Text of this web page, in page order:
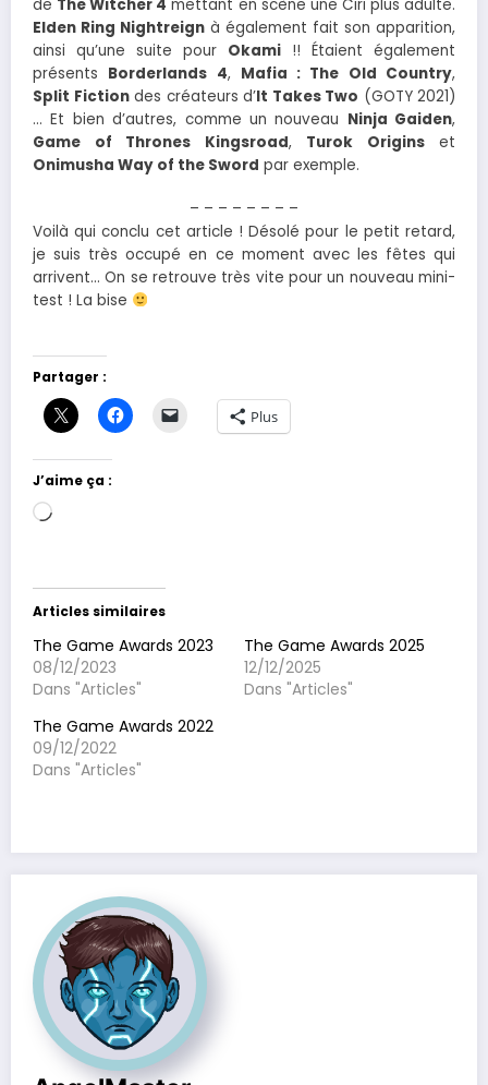
de The Witcher 4 mettant en scène une Ciri plus adulte.
Elden Ring Nightreign à également fait son apparition,
ainsi qu’une suite pour Okami !! Étaient également
présents Borderlands 4, Mafia : The Old Country,
Split Fictiondes créateurs d’It Takes Two (GOTY 2021)
… Et bien d’autres, comme un nouveau Ninja Gaiden,
Game of Thrones Kingsroad, Turok Originset
Onimusha Way of the Sword par exemple.
– – – – – – – –
Voilà qui conclu cet article ! Désolé pour le petit retard,
je suis très occupé en ce moment avec les fêtes qui
arrivent… On se retrouve très vite pour un nouveau mini-
test ! La bise
Partager :
Plus
J’aime ça :
Chargement…
Articles similaires
The Game Awards 2023
08/12/2023
Dans "Articles"
The Game Awards 2025
12/12/2025
Dans "Articles"
The Game Awards 2022
09/12/2022
Dans "Articles"